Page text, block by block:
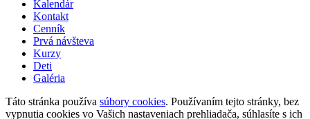
Kalendár
Kontakt
Cenník
Prvá návšteva
Kurzy
Deti
Galéria
Táto stránka používa súbory cookies. Používaním tejto stránky, bez
vypnutia cookies vo Vašich nastaveniach prehliadača, súhlasíte s ich